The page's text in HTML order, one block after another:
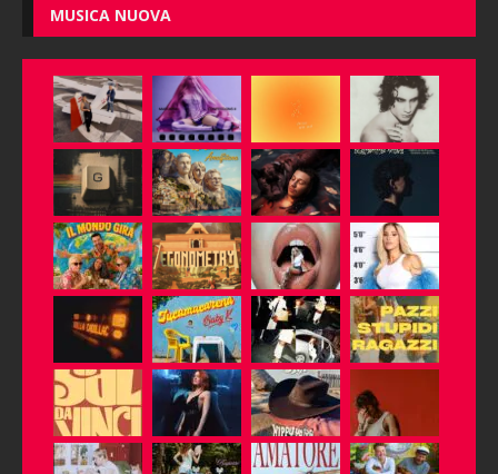
MUSICA NUOVA